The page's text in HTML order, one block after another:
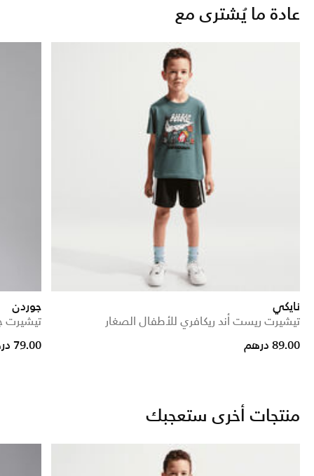
عادة ما يُشترى مع
نايكي
تيشيرت ريست أند ريكافري للأطفال الصغار
89.00 درهم
جوردن
تيشيرت
79.00 درهم
منتجات أخرى ستعجبك